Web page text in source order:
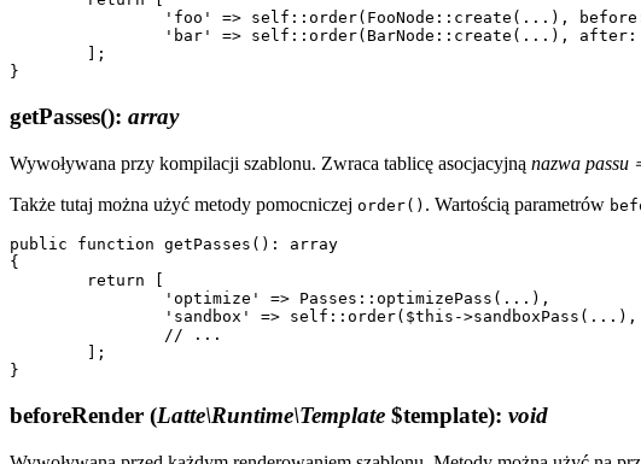
getPasses(): array
Wywoływana przy kompilacji szablonu. Zwraca tablicę asocjacyjną nazwa passu
Także tutaj można użyć metody pomocniczej order() . Wartością parametrów
public function getPasses(): array
{
beforeRender (Latte\Runtime\Template $template): void